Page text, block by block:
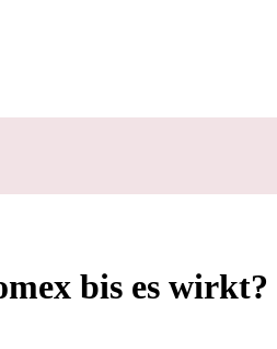
bis es wirkt?